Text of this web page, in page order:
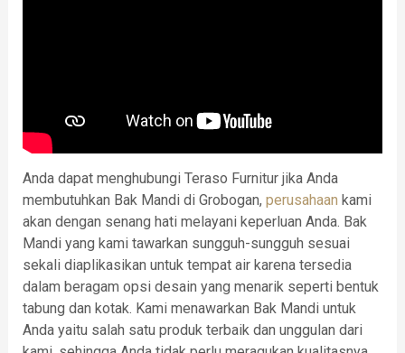
Anda dapat menghubungi Teraso Furnitur jika Anda
membutuhkan Bak Mandi di Grobogan, perusahaan kami
akan dengan senang hati melayani keperluan Anda. Bak
Mandi yang kami tawarkan sungguh-sungguh sesuai
sekali diaplikasikan untuk tempat air karena tersedia
dalam beragam opsi desain yang menarik seperti bentuk
tabung dan kotak. Kami menawarkan Bak Mandi untuk
Anda yaitu salah satu produk terbaik dan unggulan dari